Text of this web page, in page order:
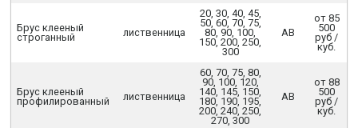
Брус клееный
строганный
лиственница
20, 30, 40, 45,
50, 60, 70, 75,
80, 90, 100,
150, 200, 250,
300
АВ
от 85
500
руб /
куб.
Брус клееный
профилированный
лиственница
60, 70, 75, 80,
90, 100, 120,
140, 145, 150,
180, 190, 195,
200, 240, 250,
270, 300
АВ
от 88
500
руб /
куб.